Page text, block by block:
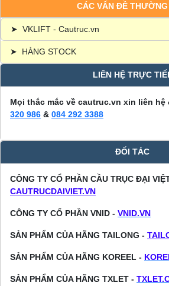
CÁC VẤN ĐỀ
➤ VKLIFT - Cautruc.vn
➤ HÀNG STOCK
LIÊN HỆ TRỰC
Mọi thắc mắc về cautruc.vn xin liên
320 986 & 084 292 3388
ĐỐI TÁC
CÔNG TY CỔ PHẦN CẦU TRỤC ĐẠI
CAUTRUCDAIVIET.VN
CÔNG TY CỔ PHẦN VNID - VNID.VN
SẢN PHẨM CỦA HÃNG TAILONG -
SẢN PHẨM CỦA HÃNG KOREEL -
SẢN PHẨM CỦA HÃNG TXLET -